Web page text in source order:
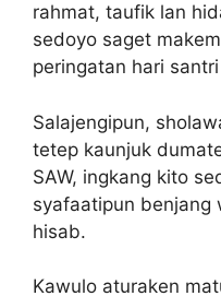
rahmat, taufik lan
sedoyo saget
peringatan hari
Salajengipun,
tetep kaunjuk
SAW, ingkang kito
syafaatipun benjang
hisab.
Kawulo aturaken